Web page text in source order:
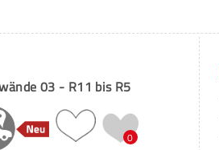
03 - R11 bis R5
0